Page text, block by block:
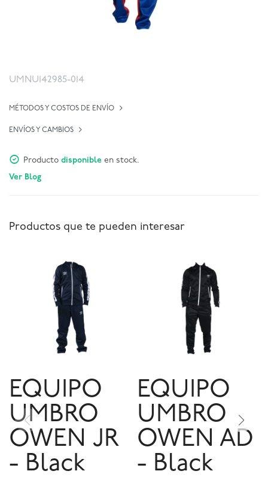
UMNU142985-014
MÉTODOS Y COSTOS DE ENVÍO
ENVÍOS Y CAMBIOS
Producto disponible en stock.
Ver Blog
Productos que te pueden interesar
EQUIPO
UMBRO
OWEN JR
- Black
EQUIPO
UMBRO
OWEN AD
- Black